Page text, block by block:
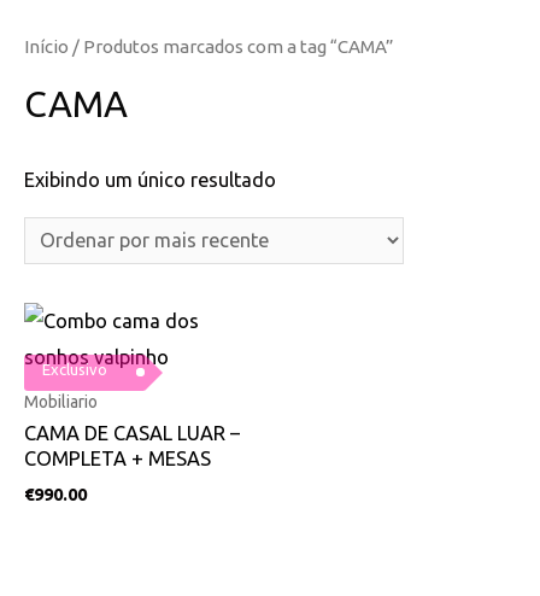
Início / Produtos marcados com a tag “CAMA”
CAMA
Exibindo um único resultado
Exclusivo
Mobiliario
CAMA DE CASAL LUAR –
COMPLETA + MESAS
€990.00